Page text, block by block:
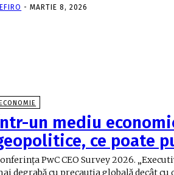
- MARTIE 8, 2026
un mediu
ce poate
PwC CEO Survey 2026.